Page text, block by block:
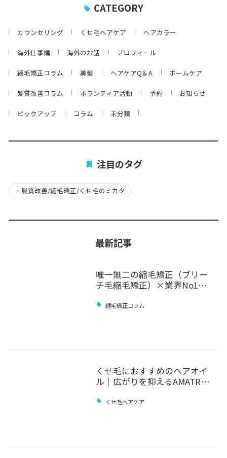
CATEGORY
カウンセリング くせ毛ヘアケア ヘアカラー
海外仕事編 海外のお話 プロフィール
縮毛矯正コラム 美髪 ヘアケアQ＆A ホームケア
髪質改善コラム ボランティア活動 予約 お知らせ
ピックアップ コラム 未分類
注目のタグ
・ 髪質改善/縮毛矯正/くせ毛のミカタ
最新記事
唯一無二の縮毛矯正（ブリー
チ毛縮毛矯正）×業界No1…
縮毛矯正コラム
くせ毛におすすめのヘアオイ
ル｜広がりを抑えるAMATR…
くせ毛ヘアケア